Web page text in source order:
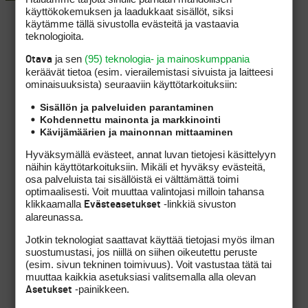
käyttökokemuksen ja laadukkaat sisällöt, siksi
käytämme tällä sivustolla evästeitä ja vastaavia
teknologioita.
Otava ja sen (95) teknologia- ja mainoskumppania
keräävät tietoa (esim. vierailemis­tasi sivuista ja laitteesi
ominaisuuk­sista) seuraaviin käyttötarkoituksiin:
Sisällön ja palveluiden parantaminen
Kohdennettu mainonta ja markkinointi
Kävijämäärien ja mainonnan mittaaminen
Hyväksymällä evästeet, annat luvan tietojesi käsittelyyn
näihin käyttötarkoituksiin. Mikäli et hyväksy evästeitä,
osa palveluista tai sisällöistä ei välttämättä toimi
optimaalisesti. Voit muuttaa valintojasi milloin tahansa
klikkaamalla Evästeasetukset -linkkiä sivuston
alareunassa.
Jotkin teknologiat saattavat käyttää tietojasi myös ilman
suostumustasi, jos niillä on siihen oikeutettu peruste
(esim. sivun tekninen toimivuus). Voit vastustaa tätä tai
muuttaa kaikkia asetuksiasi valitsemalla alla olevan
Asetukset -painikkeen.